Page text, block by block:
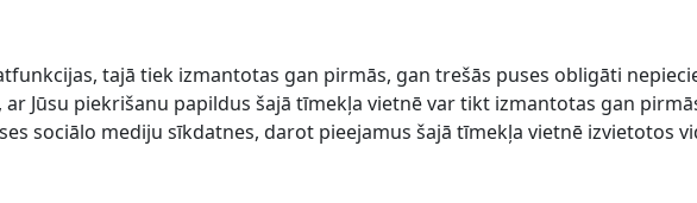
tajā tiek izmantotas gan pirmās, gan trešās puses obligāti
Jūsu piekrišanu papildus šajā tīmekļa vietnē var tikt izmantotas gan
sociālo mediju sīkdatnes, darot pieejamus šajā tīmekļa vietnē izvietotos